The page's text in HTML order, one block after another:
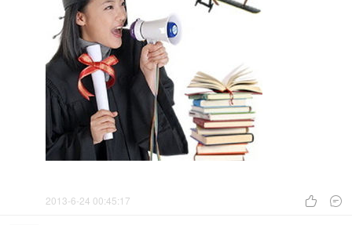
 
2013-6-24 00:45:17